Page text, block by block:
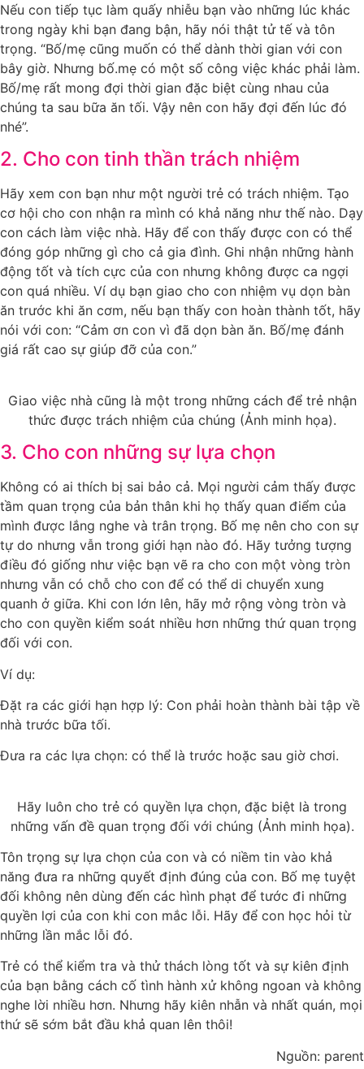
Nếu con tiếp tục làm quấy nhiễu bạn vào những lúc khác
trong ngày khi bạn đang bận, hãy nói thật tử tế và tôn
trọng. “Bố/mẹ cũng muốn có thể dành thời gian với con
bây giờ. Nhưng bố.mẹ có một số công việc khác phải làm.
Bố/mẹ rất mong đợi thời gian đặc biệt cùng nhau của
chúng ta sau bữa ăn tối. Vậy nên con hãy đợi đến lúc đó
nhé”.
2. Cho con tinh thần trách nhiệm
Hãy xem con bạn như một người trẻ có trách nhiệm. Tạo
cơ hội cho con nhận ra mình có khả năng như thế nào. Dạy
con cách làm việc nhà. Hãy để con thấy được con có thể
đóng góp những gì cho cả gia đình. Ghi nhận những hành
động tốt và tích cực của con nhưng không được ca ngợi
con quá nhiều. Ví dụ bạn giao cho con nhiệm vụ dọn bàn
ăn trước khi ăn cơm, nếu bạn thấy con hoàn thành tốt, hãy
nói với con: “Cảm ơn con vì đã dọn bàn ăn. Bố/mẹ đánh
giá rất cao sự giúp đỡ của con.”
Giao việc nhà cũng là một trong những cách để trẻ nhận
thức được trách nhiệm của chúng (Ảnh minh họa).
3. Cho con những sự lựa chọn
Không có ai thích bị sai bảo cả. Mọi người cảm thấy được
tầm quan trọng của bản thân khi họ thấy quan điểm của
mình được lắng nghe và trân trọng. Bố mẹ nên cho con sự
tự do nhưng vẫn trong giới hạn nào đó. Hãy tưởng tượng
điều đó giống như việc bạn vẽ ra cho con một vòng tròn
nhưng vẫn có chỗ cho con để có thể di chuyển xung
quanh ở giữa. Khi con lớn lên, hãy mở rộng vòng tròn và
cho con quyền kiểm soát nhiều hơn những thứ quan trọng
đối với con.
Ví dụ:
Đặt ra các giới hạn hợp lý: Con phải hoàn thành bài tập về
nhà trước bữa tối.
Đưa ra các lựa chọn: có thể là trước hoặc sau giờ chơi.
Hãy luôn cho trẻ có quyền lựa chọn, đặc biệt là trong
những vấn đề quan trọng đối với chúng (Ảnh minh họa).
Tôn trọng sự lựa chọn của con và có niềm tin vào khả
năng đưa ra những quyết định đúng của con. Bố mẹ tuyệt
đối không nên dùng đến các hình phạt để tước đi những
quyền lợi của con khi con mắc lỗi. Hãy để con học hỏi từ
những lần mắc lỗi đó.
Trẻ có thể kiểm tra và thử thách lòng tốt và sự kiên định
của bạn bằng cách cố tình hành xử không ngoan và không
nghe lời nhiều hơn. Nhưng hãy kiên nhẫn và nhất quán, mọi
thứ sẽ sớm bắt đầu khả quan lên thôi!
Nguồn: parent